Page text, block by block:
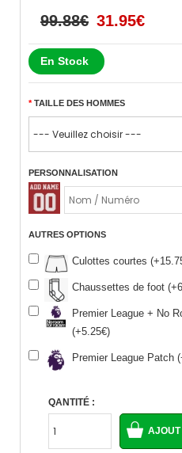
99.88€ 31.95€
En Stock
TAILLE DES HOMMES
PERSONNALISATION
AUTRES OPTIONS
Culottes courtes
Chaussettes de foot
Premier League + No
(+5.25€)
Premier League Patch
QANTITÉ :